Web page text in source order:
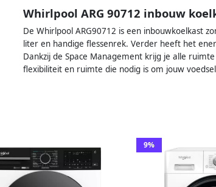
Whirlpool ARG 90712 inbouw
De Whirlpool ARG90712 is een inbouwkoelkast
liter en handige flessenrek. Verder heeft het
Dankzij de Space Management krijg je alle
flexibiliteit en ruimte die nodig is om jouw
9%